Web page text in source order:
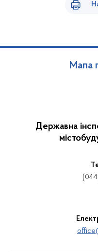
Мапа
Державна